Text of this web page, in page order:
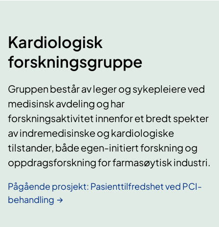
Kardiologisk
forskningsgruppe
Gruppen består av leger og sykepleiere ved
medisinsk avdeling og har
forskningsaktivitet innenfor et bredt spekter
av indremedisinske og kardiologiske
tilstander, både egen-initiert forskning og
oppdragsforskning for farmasøytisk industri.
Pågående prosjekt: Pasienttilfredshet ved PCI-
behandling